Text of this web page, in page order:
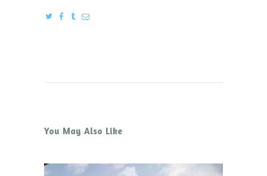
You May Also Like